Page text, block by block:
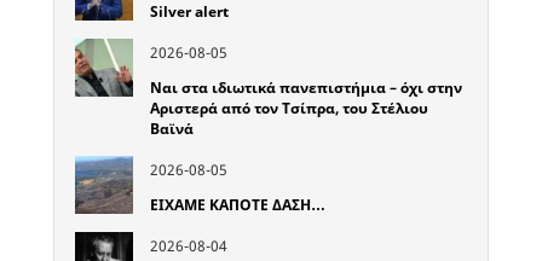
Silver alert
2026-08-05
Ναι στα ιδιωτικά πανεπιστήμια – όχι στην
Αριστερά από τον Τσίπρα, του Στέλιου
Βαϊνά
2026-08-05
ΕΙΧΑΜΕ ΚΑΠΟΤΕ ΔΑΣΗ…
2026-08-04